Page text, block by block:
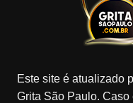
Este site é atualizado
Grita São Paulo.